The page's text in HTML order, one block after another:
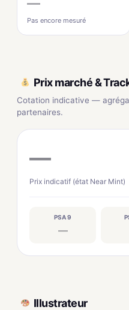
—
Pas encore mesuré
Prix marché &
Cotation indicative —
partenaires.
—
Prix indicatif (état Near Mint)
PSA 9
—
Illustrateur